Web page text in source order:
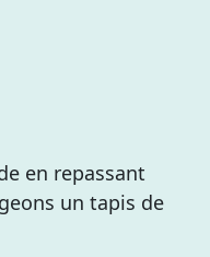
en repassant
un tapis de